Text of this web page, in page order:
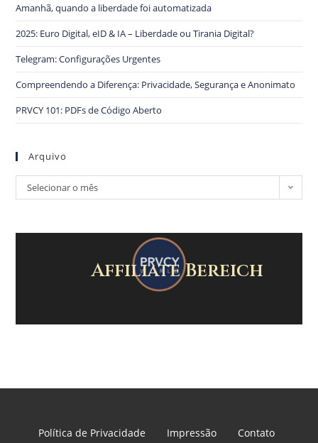
Amanhã, quando a liberdade foi automatizada
2025: Euro Digital, eID & IA – Liberdade ou Tirania Digital?
Telegram: Configurações Urgentes
Compreendendo a Diferença: Privacidade, Segurança e Anonimato
PRVCY 101: PDFs de Código Aberto
Arquivo
Selecionar o mês
Affiliate Bereich
Política de Privacidade Impressão Contato